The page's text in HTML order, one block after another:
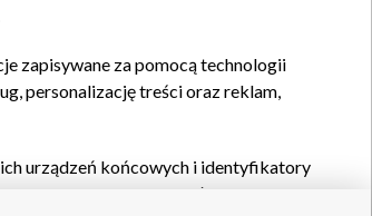
zapisywane za pomocą technologii
personalizację treści oraz reklam,
urządzeń końcowych i identyfikatory
oraz pozostałych